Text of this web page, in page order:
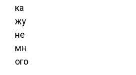
ка
жу
не
мн
ого